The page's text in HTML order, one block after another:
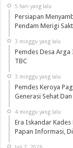
5 hari yang lalu
Persiapan
Pendam Merigi
3 minggu yang lalu
Pemdes Desa Arga
TBC
3 minggu yang lalu
Pemdes Keroya
Generasi Sehat
4 minggu yang lalu
Era Iskandar Kades
Papan Informasi,
Juli 7, 2026